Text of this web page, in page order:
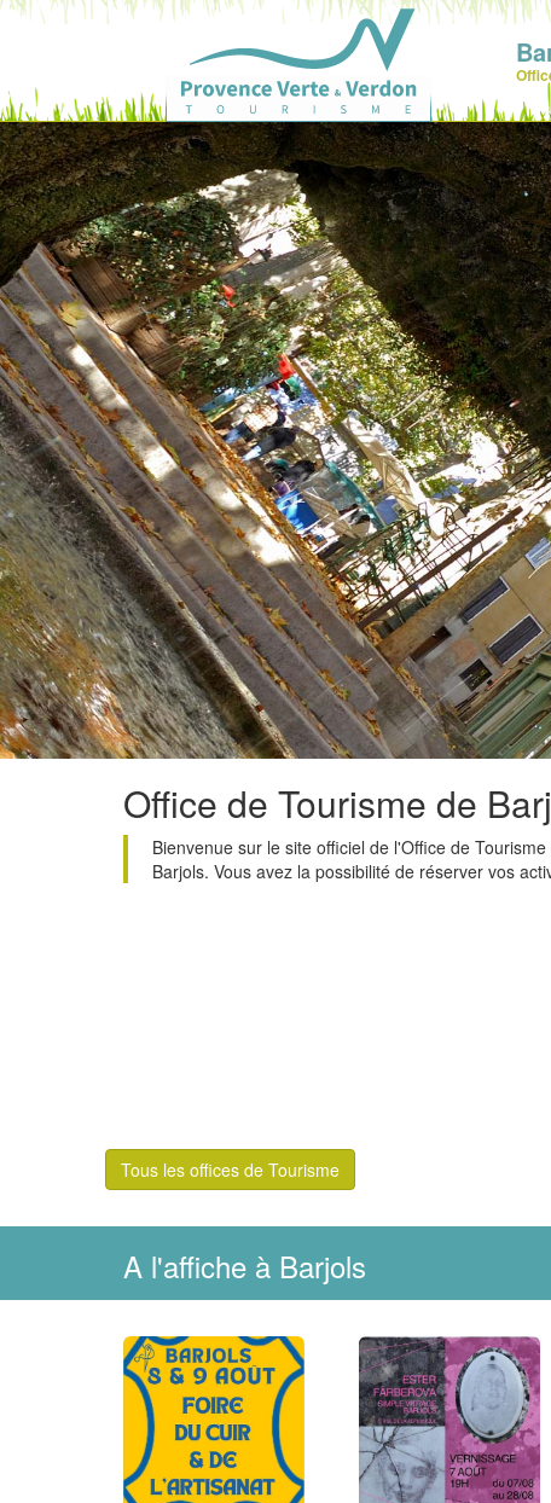
Office de Tourisme de
Bienvenue sur le site officiel de l'Office de
Barjols. Vous avez la possibilité de réserver vos
Tous les offices de Tourisme
A l'affiche à Barjols